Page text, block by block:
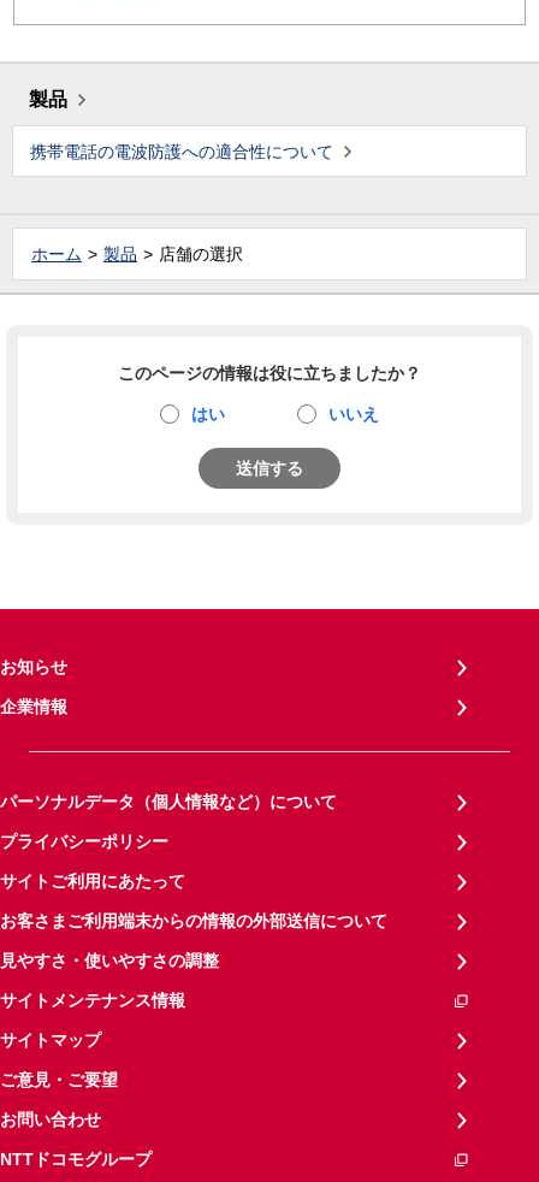
製品
携帯電話の電波防護への適合性について
ホーム 製品 店舗の選択
このページの情報は役に立ちましたか？
はい いいえ
送信する
お知らせ
企業情報
パーソナルデータ（個人情報など）について
プライバシーポリシー
サイトご利用にあたって
お客さまご利用端末からの情報の外部送信について
見やすさ・使いやすさの調整
サイトメンテナンス情報
サイトマップ
ご意見・ご要望
お問い合わせ
NTTドコモグループ